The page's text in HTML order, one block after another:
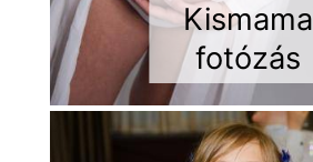
Kismama
fotózás